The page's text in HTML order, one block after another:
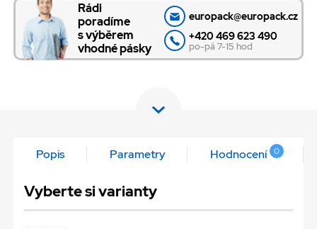
Rádi
poradíme
s výběrem
vhodné pásky
europack@europack.cz
+420 469 623 490
po-pá 7-15 hod
Popis Parametry Hodnocení 0
Vyberte si varianty